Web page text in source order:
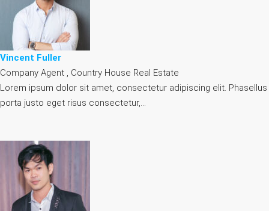
Vincent Fuller
Company Agent , Country House Real Estate
Lorem ipsum dolor sit amet, consectetur adipiscing elit. Phasellus
porta justo eget risus consectetur,…